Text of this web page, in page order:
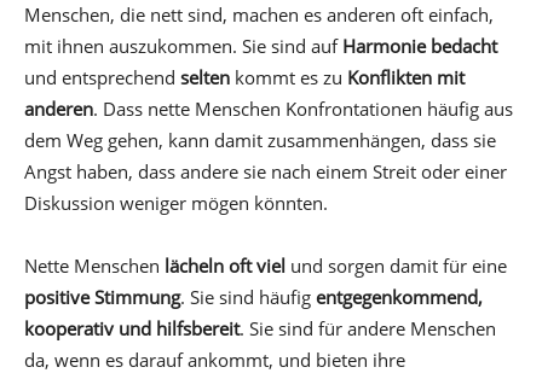
Menschen, die nett sind, machen es anderen oft einfach,
mit ihnen auszukommen. Sie sind auf Harmonie bedacht
und entsprechend selten kommt es zu Konflikten mit
anderen. Dass nette Menschen Konfrontationen häufig aus
dem Weg gehen, kann damit zusammenhängen, dass sie
Angst haben, dass andere sie nach einem Streit oder einer
Diskussion weniger mögen könnten.
Nette Menschen lächeln oft viel und sorgen damit für eine
positive Stimmung. Sie sind häufig entgegenkommend,
kooperativ und hilfsbereit. Sie sind für andere Menschen
da, wenn es darauf ankommt, und bieten ihre